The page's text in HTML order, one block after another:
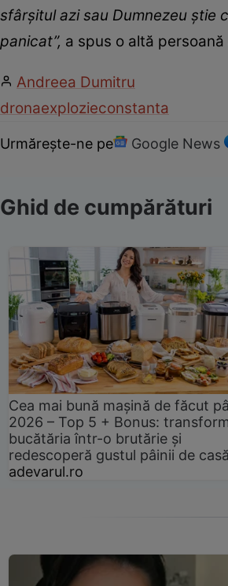
sfârşitul azi sau Dumnezeu ştie
panicat”, a spus o altă
Andreea Dumitru
dronaexplozieconstanta
Urmărește-ne pe Google News
Ghid de cumpărături
Cea mai bună mașină de făcut
2026 – Top 5 + Bonus:
bucătăria într-o brutărie și
redescoperă gustul pâinii de casă
adevarul.ro